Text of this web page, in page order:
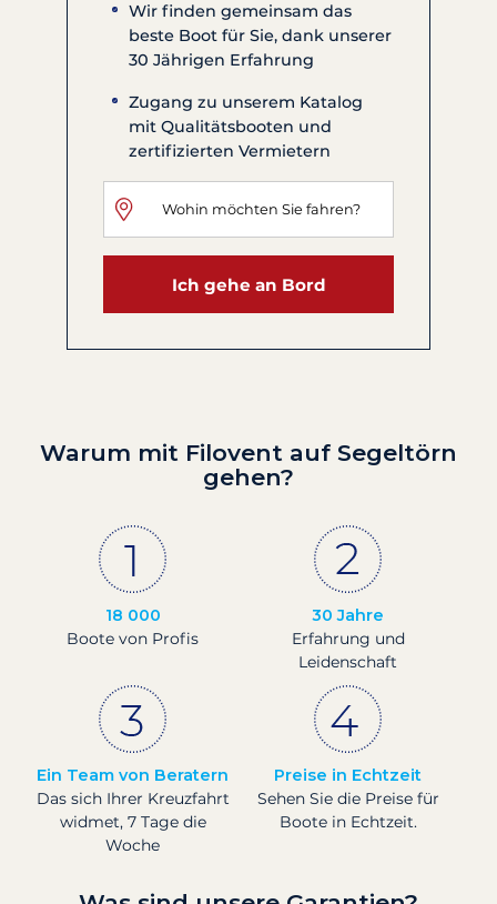
Wir finden gemeinsam das
beste Boot für Sie, dank unserer
30 Jährigen Erfahrung
Zugang zu unserem Katalog
mit Qualitätsbooten und
zertifizierten Vermietern
Ich gehe an Bord
Warum mit Filovent auf Segeltörn
gehen?
18 000
Boote von Profis
30 Jahre
Erfahrung und
Leidenschaft
Ein Team von Beratern
Das sich Ihrer Kreuzfahrt
widmet, 7 Tage die
Woche
Preise in Echtzeit
Sehen Sie die Preise für
Boote in Echtzeit.